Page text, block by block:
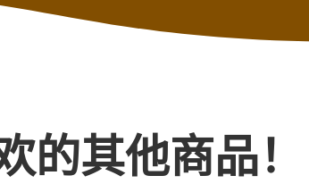
的其他商品！